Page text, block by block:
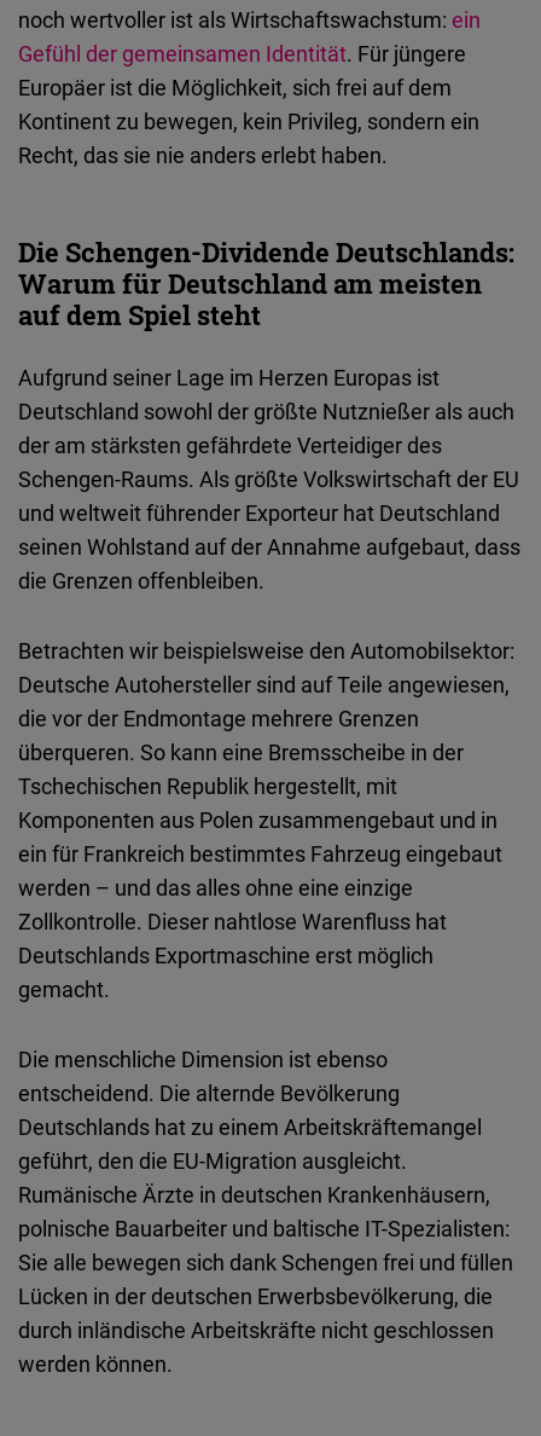
noch wertvoller ist als Wirtschaftswachstum: ein
Gefühl der gemeinsamen Identität. Für jüngere
Europäer ist die Möglichkeit, sich frei auf dem
Kontinentzu bewegen, kein Privileg, sondern ein
Recht, das sie nie anders erlebt haben.
Die Schengen-Dividende Deutschlands:
Warum für Deutschland am meisten
auf dem Spiel steht
Aufgrund seiner Lage im Herzen Europas ist
Deutschland sowohl der größte Nutznießer als auch
der am stärksten gefährdete Verteidiger des
Schengen-Raums. Als größte Volkswirtschaft der EU
und weltweitführender Exporteur hat Deutschland
seinen Wohlstand auf der Annahme aufgebaut, dass
die Grenzen offenbleiben.
Betrachten wir beispielsweise den Automobilsektor:
Deutsche Autohersteller sind auf Teile angewiesen,
die vor der Endmontage mehrere Grenzen
überqueren. So kann eine Bremsscheibe in der
Tschechischen Republik hergestellt, mit
Komponenten aus Polen zusammengebaut und in
ein für Frankreich bestimmtes Fahrzeug eingebaut
werden – und das alles ohne eine einzige
Zollkontrolle. Dieser nahtlose Warenfluss hat
Deutschlands Exportmaschine erst möglich
gemacht.
Die menschliche Dimension ist ebenso
entscheidend. Die alternde Bevölkerung
Deutschlands hat zu einem Arbeitskräftemangel
geführt, den die EU-Migration ausgleicht.
Rumänische Ärzte in deutschen Krankenhäusern,
polnische Bauarbeiter und baltische IT-Spezialisten:
Sie alle bewegen sich dank Schengen frei und füllen
Lücken in der deutschen Erwerbsbevölkerung, die
durch inländische Arbeitskräfte nicht geschlossen
werden können.